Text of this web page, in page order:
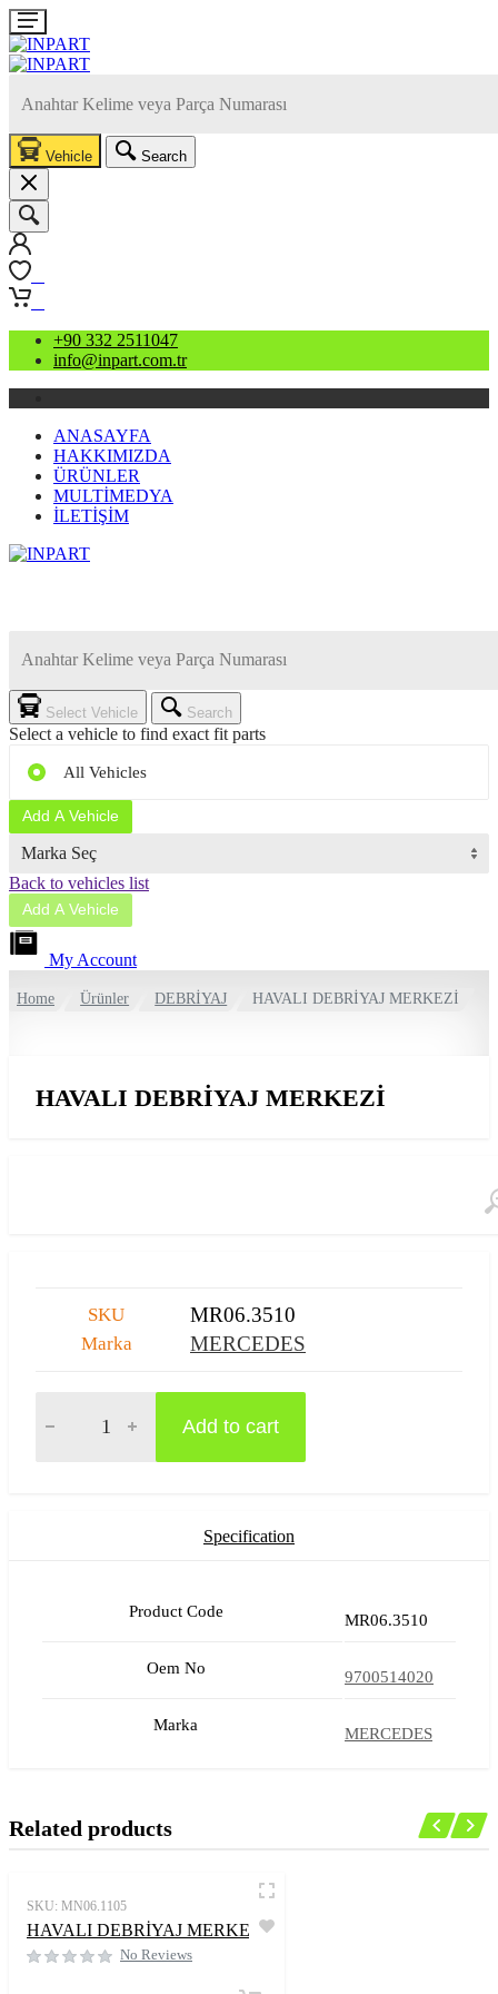
Vehicle Search
+90 332 2511047
info@inpart.com.tr
ANASAYFA
HAKKIMIZDA
ÜRÜNLER
MULTİMEDYA
İLETİŞİM
Select Vehicle Search
Select a vehicle to find exact fit parts
All Vehicles
Add A Vehicle
Back to vehicles list
Add A Vehicle
My Account
Home Ürünler DEBRİYAJ HAVALI DEBRİYAJ MERKEZİ
HAVALI DEBRİYAJ MERKEZİ
SKU MR06.3510
Marka MERCEDES
HAVALI DEBRİYAJ MERKEZİ quantity
Add to cart
Specification
Product Code MR06.3510
Oem No 9700514020
Marka MERCEDES
Related products
SKU: MN06.1105
HAVALI DEBRİYAJ MERKEZİ
No Reviews